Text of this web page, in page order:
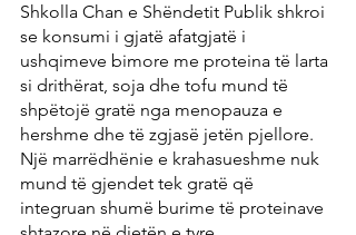
Shkolla Chan e Shëndetit Publik shkroi
se konsumi i gjatë afatgjatë i
ushqimeve bimore me proteina të larta
si drithërat, soja dhe tofu mund të
shpëtojë gratë nga menopauza e
hershme dhe të zgjasë jetën pjellore.
Një marrëdhënie e krahasueshme nuk
mund të gjendet tek gratë që
integruan shumë burime të proteinave